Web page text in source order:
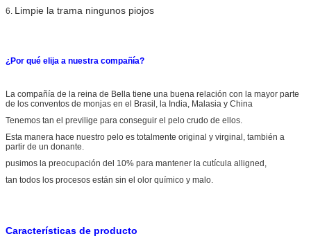
6. Limpie la trama ningunos piojos
¿Por qué elija a nuestra compañía?
La compañía de la reina de Bella tiene una buena relación con la mayor parte
de los conventos de monjas en el Brasil, la India, Malasia y China
Tenemos tan el previlige para conseguir el pelo crudo de ellos.
Esta manera hace nuestro pelo es totalmente original y virginal, también a
partir de un donante.
pusimos la preocupación del 10% para mantener la cutícula alligned,
tan todos los procesos están sin el olor químico y malo.
Características de producto